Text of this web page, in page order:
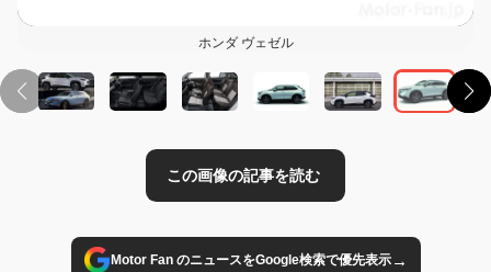
ホンダ ヴェゼル
この画像の記事を読む
Motor Fan のニュースをGoogle検索で優先表示→